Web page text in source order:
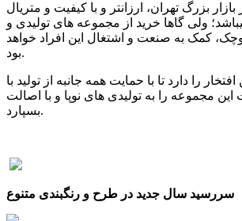
بزرگ تهران، ارزانتر و با کیفیت و متریال
ولی گاها خرید از مجموعه های تولیدی و
کمک به صنعت و اشتغال این افراد خواهد
بود.
را دارد تا با حمایت همه جانبه از تولید با
مجموعه را به تولیدی های نوپا و با اصالت
بسپارد.
سررسید سال جدید در طرح و رنگبندی متنوع